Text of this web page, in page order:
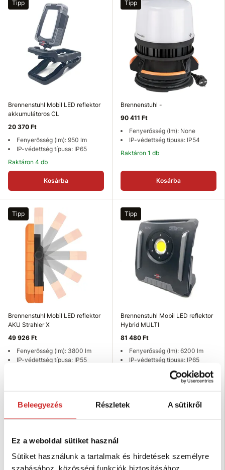
Beleegyezés Részletek A sütikről
Ez a weboldal sütiket használ
Sütiket használunk a tartalmak és hirdetések személyre
szabásához, közösségi funkciók biztosításához,
Tipp
Brennenstuhl Mobil LED reflektor
akkumulátoros CL
20 370 Ft
Fenyerősség (lm): 950 lm
IP-védettség típusa: IP65
Raktáron 4 db
Kosárba
Tipp
Brennenstuhl -
90 411 Ft
Fenyerősség (lm): None
IP-védettség típusa: IP54
Raktáron 1 db
Kosárba
Tipp
Brennenstuhl Mobil LED reflektor
AKU Strahler X
49 926 Ft
Fenyerősség (lm): 3800 lm
IP-védettség típusa: IP55
Tipp
Brennenstuhl Mobil LED reflektor
Hybrid MULTI
81 480 Ft
Fenyerősség (lm): 6200 lm
IP-védettség típusa: IP65